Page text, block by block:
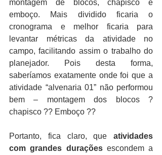
montagem de blocos, chapisco e
emboço. Mais dividido ficaria o
cronograma e melhor ficaria para
levantar métricas da atividade no
campo, facilitando assim o trabalho do
planejador. Pois desta forma,
saberíamos exatamente onde foi que a
atividade “alvenaria 01” não performou
bem – montagem dos blocos ?
chapisco ?? Emboço ??
Portanto, fica claro, que atividades
com grandes durações escondem a